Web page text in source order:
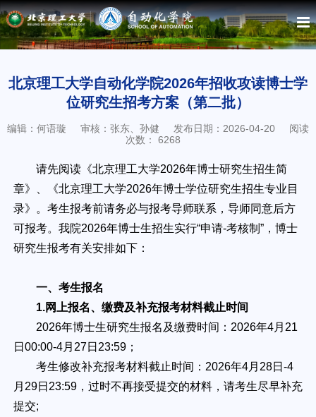
北京理工大学自动化学院2026年招收攻读博士学
位研究生招考方案（第二批）
编辑：何语璇 审核：张东、孙健 发布日期：2026-04-20
阅读
次数： 6268
请先阅读《北京理工大学2026年博士研究生招生简
章》、《北京理工大学2026年博士学位研究生招生专业目
录》。考生报考前请务必与报考导师联系，导师同意后方
可报考。我院2026年博士生招生实行“申请-考核制”，博士
研究生报考有关安排如下：
一、考生报名
1.网上报名、缴费及补充报考材料截止时间
2026年博士生研究生报名及缴费时间：2026年4月21
日00:00-4月27日23:59；
考生修改补充报考材料截止时间：2026年4月28日-4
月29日23:59，过时不再接受提交的材料，请考生尽早补充
提交;